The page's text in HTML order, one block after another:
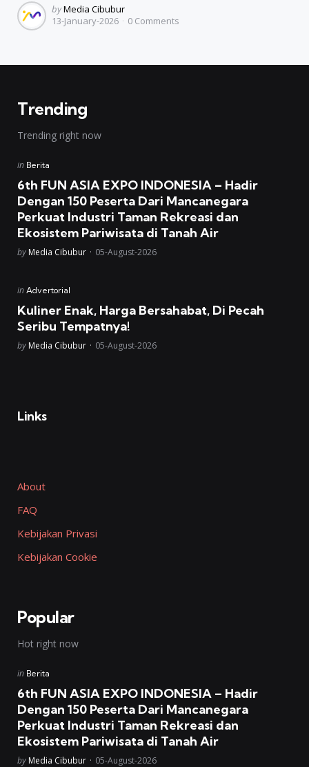
Posted
by
byMedia Cibubur
13-January-2026
0 Comments
Trending
Trending right now
Posted
in Berita
6th FUN ASIA EXPO INDONESIA – Hadir
Dengan 150 Peserta Dari Mancanegara
Perkuat Industri Taman Rekreasi dan
Ekosistem Pariwisata di Tanah Air
Posted
by Media Cibubur 05-August-2026
Posted
in Advertorial
Kuliner Enak, Harga Bersahabat, Di Pecah
Seribu Tempatnya!
Posted
by Media Cibubur 05-August-2026
Links
About
FAQ
Kebijakan Privasi
Kebijakan Cookie
Popular
Hot right now
Posted
in Berita
6th FUN ASIA EXPO INDONESIA – Hadir
Dengan 150 Peserta Dari Mancanegara
Perkuat Industri Taman Rekreasi dan
Ekosistem Pariwisata di Tanah Air
Posted
by Media Cibubur 05-August-2026